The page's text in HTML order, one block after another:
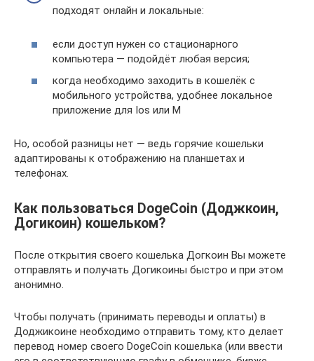
подходят онлайн и локальные:
если доступ нужен со стационарного
компьютера — подойдёт любая версия;
когда необходимо заходить в кошелёк с
мобильного устройства, удобнее локальное
приложение для Ios или M
Но, особой разницы нет — ведь горячие кошельки
адаптированы к отображению на планшетах и
телефонах.
Как пользоваться DogeCoin (Доджкоин,
Догикоин) кошельком?
После открытия своего кошелька Догкоин Вы можете
отправлять и получать Догикоины быстро и при этом
анонимно.
Чтобы получать (принимать переводы и оплаты) в
Доджикоине необходимо отправить тому, кто делает
перевод номер своего DogeCoin кошелька (или ввести